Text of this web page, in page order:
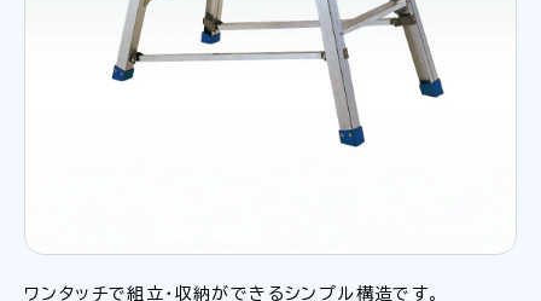
ワンタッチで組立・収納ができるシンプル構造です。